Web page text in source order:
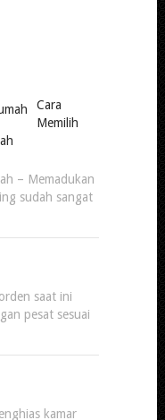
Cara
Memilih
– Memadukan
sudah sangat
saat ini
pesat sesuai
kamar